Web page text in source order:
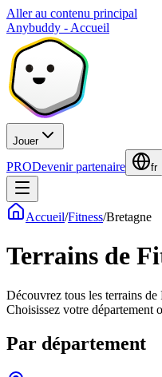
Aller au contenu principal
Anybuddy - Accueil
Jouer
PRODevenir partenaire fr
Accueil/Fitness/Bretagne
Terrains de
Découvrez tous les terrains
Choisissez votre département
Par département